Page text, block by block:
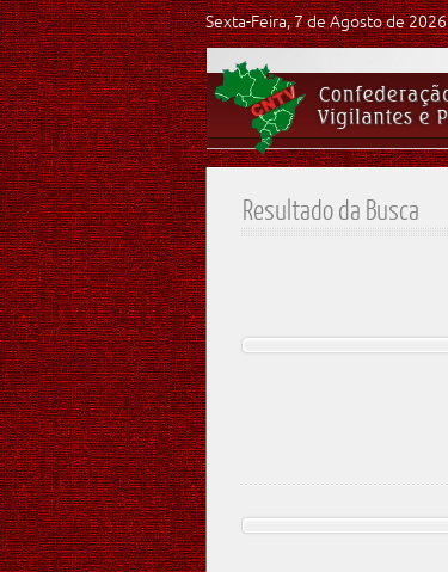
Sexta-Feira, 7 de Agosto de 2026
Resultado da Busca